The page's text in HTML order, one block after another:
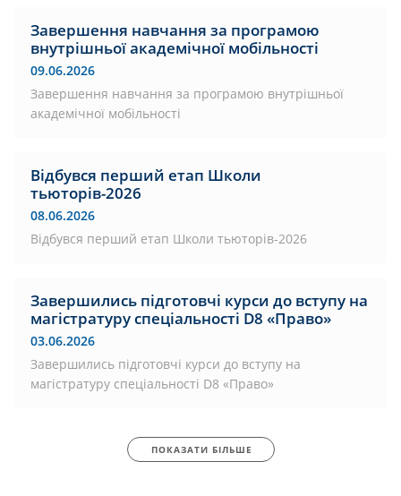
Завершення навчання за програмою
внутрішньої академічної мобільності
09.06.2026
Завершення навчання за програмою внутрішньої
академічної мобільності
Відбувся перший етап Школи
тьюторів-2026
08.06.2026
Відбувся перший етап Школи тьюторів-2026
Завершились підготовчі курси до вступу на
магістратуру спеціальності D8 «Право»
03.06.2026
Завершились підготовчі курси до вступу на
магістратуру спеціальності D8 «Право»
ПОКАЗАТИ БІЛЬШЕ